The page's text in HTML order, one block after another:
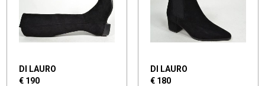
DI LAURO
€ 190
DI LAURO
€ 180